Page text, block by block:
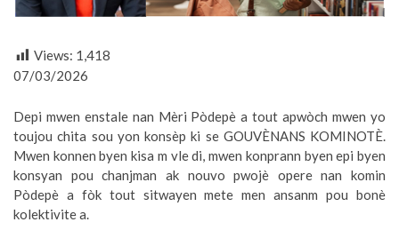
Views: 1,418
07/03/2026
Depi mwen enstale nan Mèri Pòdepè a tout apwòch mwen yo
toujou chita sou yon konsèp ki se GOUVÈNANS KOMINOTÈ.
Mwen konnen byen kisa m vle di, mwen konprann byen epi byen
konsyan pou chanjman ak nouvo pwojè opere nan komin
Pòdepè a fòk tout sitwayen mete men ansanm pou bonè
kolektivite a.